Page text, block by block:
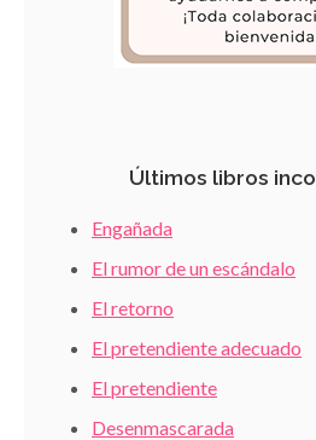
Últimos libros
Engañada
El rumor de un escándalo
El retorno
El pretendiente adecuado
El pretendiente
Desenmascarada